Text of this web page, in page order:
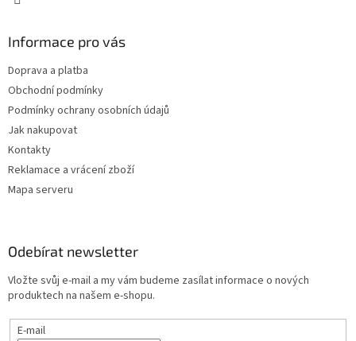
Informace pro vás
Doprava a platba
Obchodní podmínky
Podmínky ochrany osobních údajů
Jak nakupovat
Kontakty
Reklamace a vrácení zboží
Mapa serveru
Odebírat newsletter
Vložte svůj e-mail a my vám budeme zasílat informace o nových
produktech na našem e-shopu.
E-mail